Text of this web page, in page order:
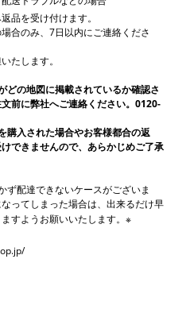
品を受け付けます。
合のみ、7日以内にご連絡くださ
たします。
どの地図に掲載されているか確認さ
前に弊社へご連絡ください。0120-
購入された場合やお客様都合の返
できませんので、あらかじめご了承
ず配達できないケースがございま
ってしまった場合は、出来るだけ早
すようお願いいたします。※